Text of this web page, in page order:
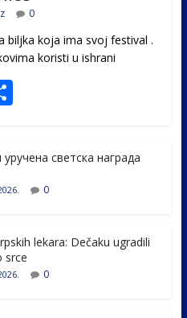
0
biljka koja ima svoj festival .
koristi u ishrani
S
e
светска награда
0
lekara: Dečaku ugradili
srce
0